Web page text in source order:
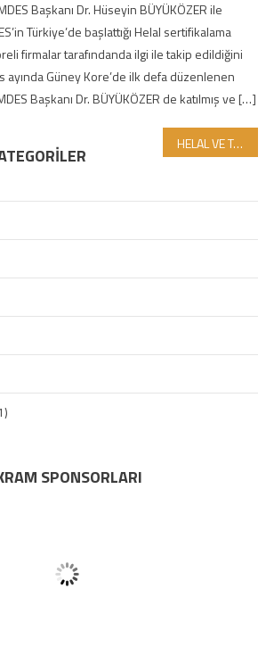
Başkanı Dr. Hüseyin BÜYÜKÖZER ile
Türkiye’de başlattığı Helal sertifikalama
firmalar tarafındanda ilgi ile takip edildiğini
ayında Güney Kore’de ilk defa düzenlenen
Başkanı Dr. BÜYÜKÖZER de katılmış ve […]
HELAL VE TAYYİB ÜRÜNLERİMİZİN İHRACATINI NASIL GELİŞTİREBİLİRİZ?
SPONSORLARI